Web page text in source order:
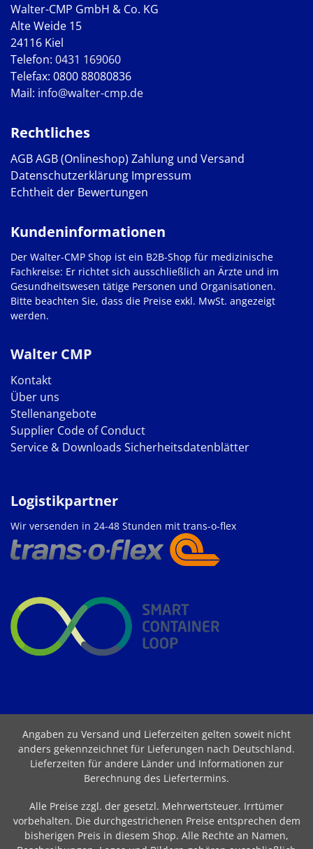
Walter-CMP GmbH & Co. KG
Alte Weide 15
24116 Kiel
Telefon: 0431 169060
Telefax: 0800 88080836
Mail: info@walter-cmp.de
Rechtliches
AGBAGB (Onlineshop) Zahlung und Versand
Datenschutzerklärung Impressum
Echtheit der Bewertungen
Walter CMP
Kontakt
Über uns
Stellenangebote
Supplier Code of Conduct
Service & Downloads Sicherheitsdatenblätter
Kundeninformationen
Der Walter-CMP Shop ist ein B2B-Shop für medizinische
Fachkreise: Er richtet sich ausschließlich an Ärzte und im
Gesundheitswesen tätige Personen und Organisationen.
Bitte beachten Sie, dass die Preise exkl. MwSt. angezeigt
werden.
Logistikpartner
Wir versenden in 24-48 Stunden mit trans-o-flex
Angaben zu Versand und Lieferzeiten gelten soweit nicht
anders gekennzeichnet für Lieferungen nach Deutschland.
Lieferzeiten für andere Länder und Informationen zur
Berechnung des Liefertermins.
Alle Preise zzgl. der gesetzl. Mehrwertsteuer. Irrtümer
vorbehalten. Die durchgestrichenen Preise entsprechen dem
bisherigen Preis in diesem Shop. Alle Rechte an Namen,